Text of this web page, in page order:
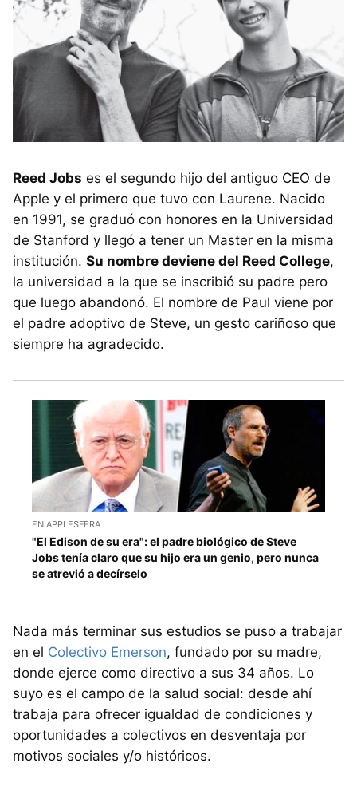
Reed Jobs es el segundo hijo del antiguo CEO de
Apple y el primero que tuvo con Laurene. Nacido
en 1991, se graduó con honores en la Universidad
de Stanford y llegó a tener un Master en la misma
institución. Su nombre deviene del Reed College,
la universidad a la que se inscribió su padre pero
que luego abandonó. El nombre de Paul viene por
el padre adoptivo de Steve, un gesto cariñoso que
siempre ha agradecido.
EN APPLESFERA
"El Edison de su era": el padre biológico de Steve
Jobs tenía claro que su hijo era un genio, pero nunca
se atrevió a decírselo
Nada más terminar sus estudios se puso a trabajar
en el Colectivo Emerson, fundado por su madre,
donde ejerce como directivo a sus 34 años. Lo
suyo es el campo de la salud social: desde ahí
trabaja para ofrecer igualdad de condiciones y
oportunidades a colectivos en desventaja por
motivos sociales y/o históricos.